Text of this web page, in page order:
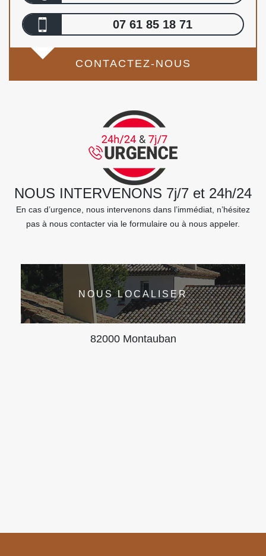
07 61 85 18 71
CONTACTEZ-NOUS
NOUS INTERVENONS 7j/7 et 24h/24
En cas d’urgence, nous intervenons dans l’immédiat, n’hésitez
pas à nous contacter via le formulaire ou à nous appeler.
NOUS LOCALISER
82000 Montauban